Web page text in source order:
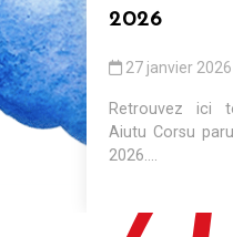
2026
27 janvier 2026
Retrouvez ici
Aiutu Corsu
2026....